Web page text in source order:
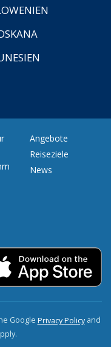
Angebote
Reiseziele
News
Google Privacy Policyand